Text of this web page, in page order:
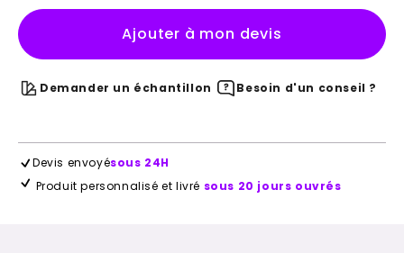
Ajouter à mon devis
Demander un échantillon Besoin d'un conseil ?
Devis envoyésous 24H
Produit personnalisé et livré sous 20 jours ouvrés